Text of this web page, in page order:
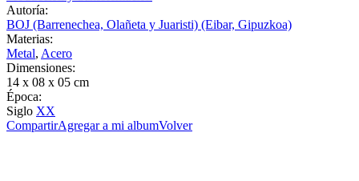
Autoría:
BOJ (Barrenechea, Olañeta y Juaristi) (Eibar, Gipuzkoa)
Materias:
Metal, Acero
Dimensiones:
14 x 08 x 05 cm
Época:
Siglo XX
CompartirAgregar a mi albumVolver